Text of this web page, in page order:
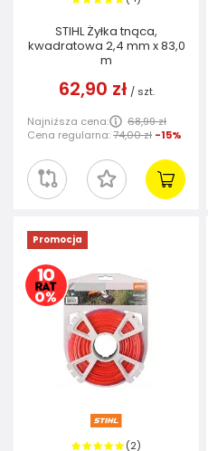
STIHL Żyłka tnąca,
kwadratowa 2,4 mm x 83,0
m
62,90 zł / szt.
Najniższa cena:
68,99 zł
Cena regularna:74,00 zł -15%
Promocja
(2)